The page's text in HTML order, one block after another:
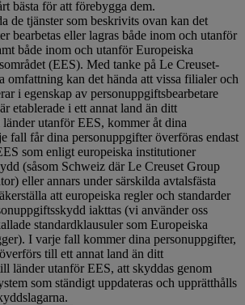
bästa för att förebygga dem.
de tjänster som beskrivits ovan kan det
bearbetas eller lagras både inom och utanför
både inom och utanför Europeiska
(EES). Med tanke på Le Creuset-
omfattning kan det hända att vissa filialer och
i egenskap av personuppgiftsbearbetare
etablerade i ett annat land än ditt
utanför EES, kommer åt dina
fall får dina personuppgifter överföras endast
som enligt europeiska institutioner
(såsom Schweiz där Le Creuset Group
eller annars under särskilda avtalsfästa
att europeiska regler och standarder
iakttas (vi använder oss
standardklausuler som Europeiska
I varje fall kommer dina personuppgifter,
till ett annat land än ditt
länder utanför EES, att skyddas genom
som ständigt uppdateras och upprätthålls